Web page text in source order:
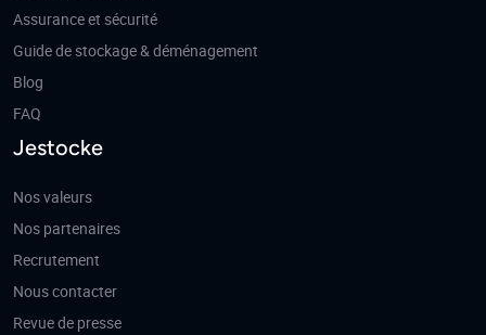
Assurance et sécurité
Guide de stockage & déménagement
Blog
FAQ
Jestocke
Nos valeurs
Nos partenaires
Recrutement
Nous contacter
Revue de presse